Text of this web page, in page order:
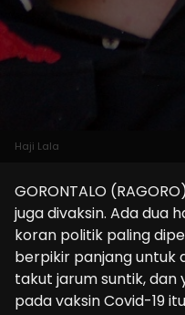
Haji Lala
GORONTALO
juga divaksin. Ada dua
koran politik paling
berpikir panjang untuk
takut jarum suntik, dan
pada vaksin Covid-19